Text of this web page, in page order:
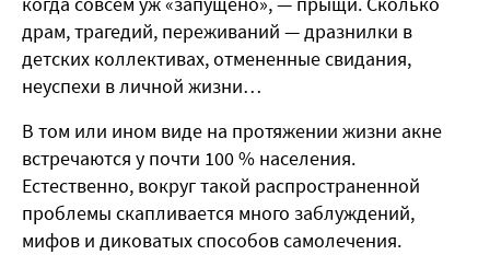
драм, трагедий, переживаний — дразнилки в
детских коллективах, отмененные свидания,
неуспехи в личной жизни…
В том или ином виде на протяжении жизни акне
встречаются у почти 100 % населения.
Естественно, вокруг такой распространенной
проблемы скапливается много заблуждений,
мифов и диковатых способов самолечения.